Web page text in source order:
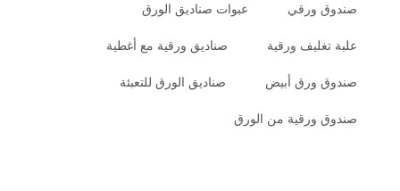
صندوق ورقي عبوات صناديق الورق
علبة تغليف ورقية صناديق ورقية مع أغطية
صندوق ورق أبيض صناديق الورق للتعبئة
صندوق ورقية من الورق